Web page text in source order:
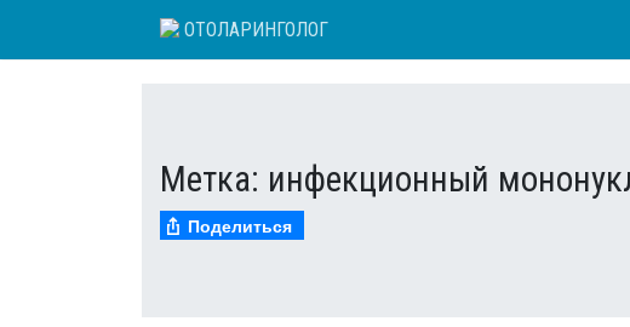
ОТОЛАРИНГОЛОГ
Метка: инфекционный
Поделиться